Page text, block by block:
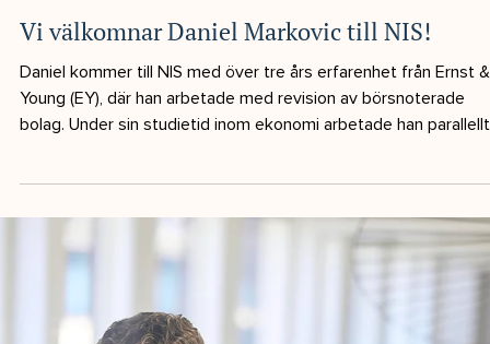
betydligt. Därför gör interimslösningar störst skillnad En
interimkonsult kan komma in snabbt och ta ansvar för kritiska
moment i processen. Det minskar trycket på ordinarie t